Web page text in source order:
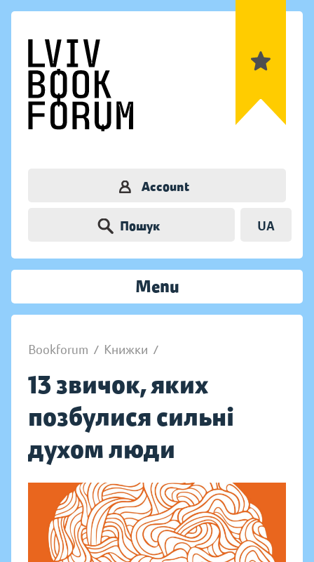
Account
Пошук UA
Menu
Bookforum / Книжки /
13 звичок, яких
позбулися сильні
духом люди